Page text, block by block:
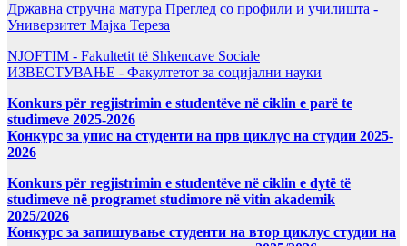
Државна стручна матура Преглед со профили и училишта -
Универзитет Мајка Тереза
NJOFTIM - Fakultetit të Shkencave Sociale
ИЗВЕСТУВАЊЕ - Факултетот за социјални науки
Konkurs për regjistrimin e studentëve në ciklin e parë te
studimeve 2025-2026
Конкурс за упис на студенти на прв циклус на студии 2025-
2026
Konkurs për regjistrimin e studentëve në ciklin e dytë të
studimeve në programet studimore në vitin akademik
2025/2026
Конкурс за запишување студенти на втор циклус студии на